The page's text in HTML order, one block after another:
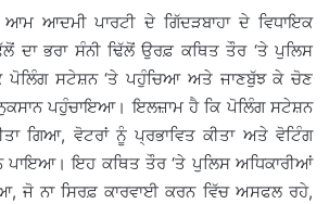
ਆਦਮੀ ਪਾਰਟੀ ਦੇ ਗਿੱਦੜਬਾਹਾ ਦੇ ਵਿਧਾਇਕ
ਦਾ ਭਰਾ ਸੰਨੀ ਢਿੱਲੋਂ ਉਰਫ਼ ਕਥਿਤ ਤੌਰ ‘ਤੇ ਪੁਲਿਸ
ਪੋਲਿੰਗ ਸਟੇਸ਼ਨ ‘ਤੇ ਪਹੁੰਚਿਆ ਅਤੇ ਜਾਣਬੁੱਝ ਕੇ ਚੋਣ
ਪਹੁੰਚਾਇਆ। ਇਲਜ਼ਾਮ ਹੈ ਕਿ ਪੋਲਿੰਗ ਸਟੇਸ਼ਨ
ਗਿਆ, ਵੋਟਰਾਂ ਨੂੰ ਪ੍ਰਭਾਵਿਤ ਕੀਤਾ ਅਤੇ ਵੋਟਿੰਗ
ਪਾਇਆ। ਇਹ ਕਥਿਤ ਤੌਰ ‘ਤੇ ਪੁਲਿਸ ਅਧਿਕਾਰੀਆਂ
ਜੋ ਨਾ ਸਿਰਫ਼ ਕਾਰਵਾਈ ਕਰਨ ਵਿੱਚ ਅਸਫਲ ਰਹੇ,